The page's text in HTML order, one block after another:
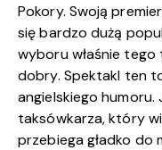
Pokory. Swoją
się bardzo dużą
wyboru właśnie tego
dobry. Spektakl ten
angielskiego
taksówkarza, który
przebiega gładko